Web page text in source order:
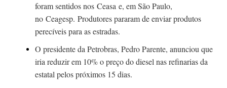
foram sentidos nos Ceasa e, em São Paulo,
no Ceagesp. Produtores pararam de enviar produtos
perecíveis para as estradas.
O presidente da Petrobras, Pedro Parente, anunciou que
iria reduzir em 10% o preço do diesel nas refinarias da
estatal pelos próximos 15 dias.